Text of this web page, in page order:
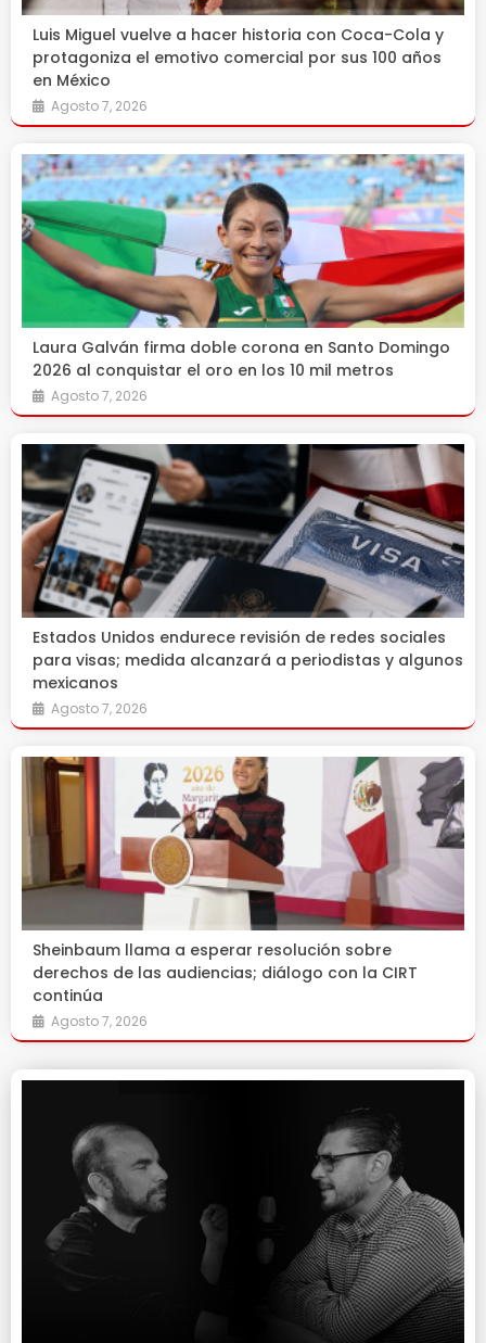
Luis Miguel vuelve a hacer historia con Coca-Cola y
protagoniza el emotivo comercial por sus 100 años
en México
Agosto 7, 2026
Laura Galván firma doble corona en Santo Domingo
2026 al conquistar el oro en los 10 mil metros
Agosto 7, 2026
Estados Unidos endurece revisión de redes sociales
para visas; medida alcanzará a periodistas y algunos
mexicanos
Agosto 7, 2026
Sheinbaum llama a esperar resolución sobre
derechos de las audiencias; diálogo con la CIRT
continúa
Agosto 7, 2026